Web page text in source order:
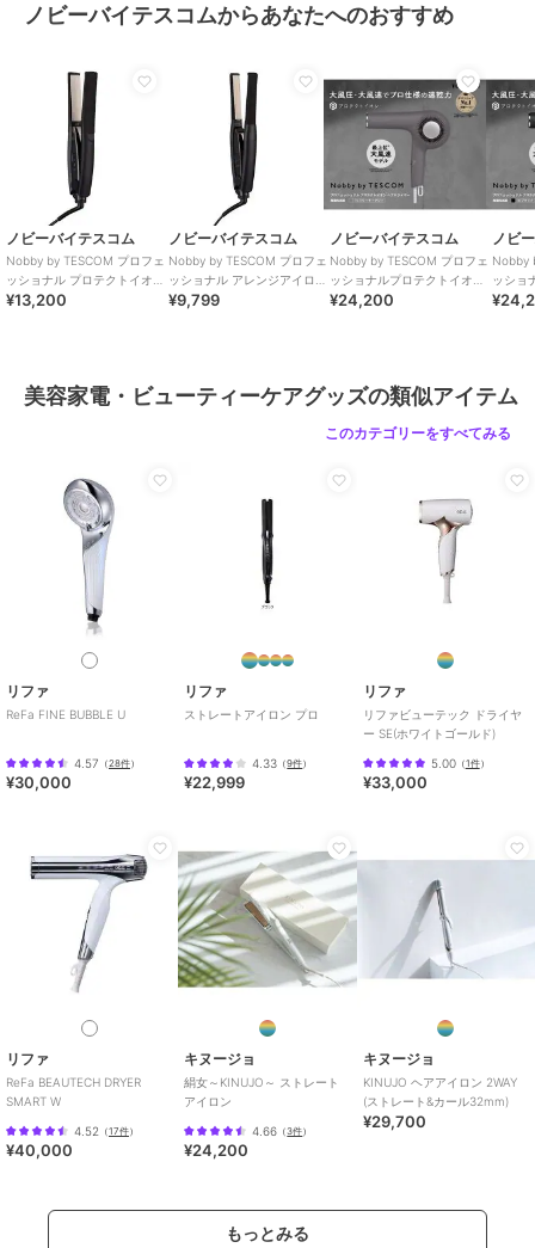
はさみ圧と動作しないはさみ圧で測定。
●プロテクトイオン搭載
テスコム独自のプロテクトイオンを放出しています。
●立ち上がり12秒※
電源を入れて12秒で立ち上がる、サロンクオリティのスピード。忙し
い朝でもストレスなく使えます。
※100℃到達時間(最高温度設定時)
●一目で温度変化が分かるパネル表示
設定温度到達までのプレート温度推移を5℃刻みで表示。本体中央の
パネルで、一目でプレートの温度変化が分かります。
＜温度ロック機能＞
前回設定した温度が自動で設定される、温度メモリー機能搭載。使う
度温度設定を行うわずらわしさがありません。
●アジャスタブルロックリング
使い方や手の大きさに合わせてアイロンの開口角度を調整できる、ア
ジャスタブルロックリングが付いています。全体を整えるときは大き
く開いて、細かくアレンジをしたいときは狭めて使うなど、角度を調
整することでアレンジもよりスムーズに行えます。
●回転式電源コード
電源コードが本体取り付け部で360度回転。ねじれにくく使いやすい
●ラク抜きプラグ
レバーを押すだけで簡単にプラグを抜くことができます。力の弱い方
やお年寄り、爪の長い方やネイルをしている方でも、プラグを楽にコ
ンセントから抜くことができます。電源：AC100V 50/60Hz
温度調節幅：60-200℃ (29段階 5℃刻み)
立ち上がり時間：約12秒(最高温度設定時100℃到達時間)
搭載イオン：プロテクトイオン
コーティング：シルキースムースコーティング
スイッチ：電源スイッチ「ON - OFF」、温度切替スイッチ「＋ /
外形寸法：幅約250mm×奥行約30mm×高さ約40mm(収納時)、幅約
250mm×奥行約30mm×高さ約80mm (使用時・プレート開の状態)
主材料：PET、アルミニウム
コード長：1.7m
温度メモリー機能：〇
自動電源OFF機能：〇(約30分後)
ラク抜きプラグ：〇
ノビーバイテスコムからあなたへのおすすめ
ノビーバイテスコム
Nobby by TESCOM プロフェ
ッショナル プロテクトイオン
ストレートアイロン
¥13,200
ノビーバイテスコム
Nobby by TESCOM プロフェ
ッショナル アレンジアイロ
ン ブラック
¥9,799
ノビーバイテスコム
Nobby by TESCOM プロフェ
ッショナルプロテクトイオン
ヘアードライヤー スモーキー
¥24,200
ノビ
Nobby
ッショ
ヘアー
美容家電・ビューティーケアグッズの類似アイテム
このカテゴリーをすべてみる
リファ
ReFa FINE BUBBLE U
4.57 （28件）
¥30,000
リファ
ストレートアイロン プロ
4.33 （9件）
¥22,999
リファ
リファビューテック ドライヤ
ー SE(ホワイトゴールド)
5.00（1件）
¥33,000
リファ
ReFa BEAUTECH DRYER
SMART W
4.52 （17件）
¥40,000
キヌージョ
絹女～KINUJO～ ストレート
アイロン
4.66 （3件）
¥24,200
キヌージョ
KINUJO ヘアアイロン 2WAY
(ストレート&カール32mm)
¥29,700
もっとみる